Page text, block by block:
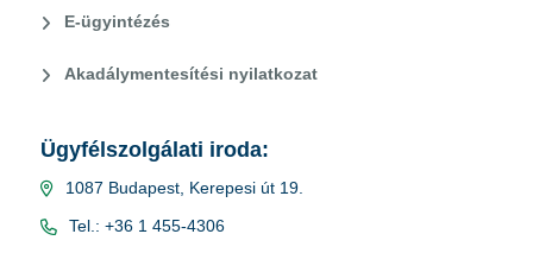
E-ügyintézés
Akadálymentesítési nyilatkozat
Ügyfélszolgálati iroda:
1087 Budapest, Kerepesi út 19.
Tel.: +36 1 455-4306